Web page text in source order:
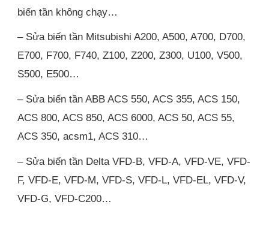
biến tần không chạy…
– Sửa biến tần Mitsubishi A200, A500, A700, D700,
E700, F700, F740, Z100, Z200, Z300, U100, V500,
S500, E500…
– Sửa biến tần ABB ACS 550, ACS 355, ACS 150,
ACS 800, ACS 850, ACS 6000, ACS 50, ACS 55,
ACS 350, acsm1, ACS 310…
– Sửa biến tần Delta VFD-B, VFD-A, VFD-VE, VFD-
F, VFD-E, VFD-M, VFD-S, VFD-L, VFD-EL, VFD-V,
VFD-G, VFD-C200…